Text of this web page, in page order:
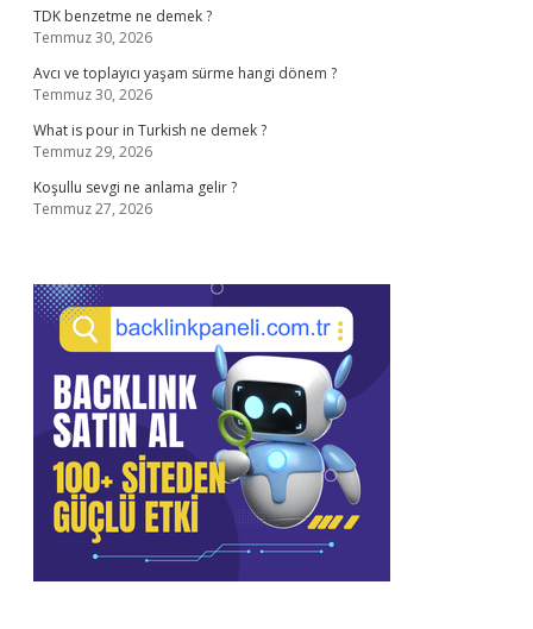
TDK benzetme ne demek ?
Temmuz 30, 2026
Avcı ve toplayıcı yaşam sürme hangi dönem ?
Temmuz 30, 2026
What is pour in Turkish ne demek ?
Temmuz 29, 2026
Koşullu sevgi ne anlama gelir ?
Temmuz 27, 2026